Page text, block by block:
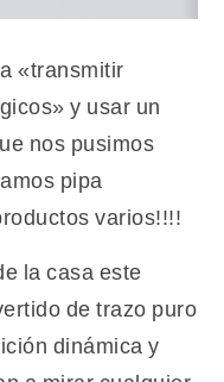
«transmitir
y usar un
nos pusimos
pipa
varios!!!!
la casa este
de trazo puro
dinámica y